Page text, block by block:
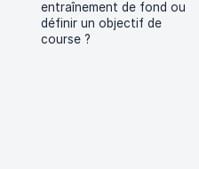
entraînement de fond ou
définir un objectif de
course ?